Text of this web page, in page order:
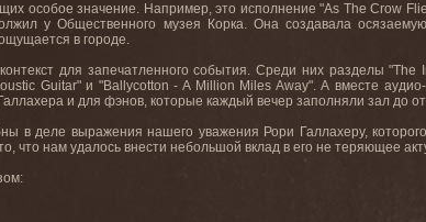
особое значение. Например, это исполнение "As The Crow
у Общественного музея Корка. Она создавала
в городе.
для запечатленного события. Среди них разделы "The
Guitar" и "Ballycotton - A Million Miles Away". А вместе
и для фэнов, которые каждый вечер заполняли зал до
деле выражения нашего уважения Рори Галлахеру,
что нам удалось внести небольшой вклад в его не теряющее